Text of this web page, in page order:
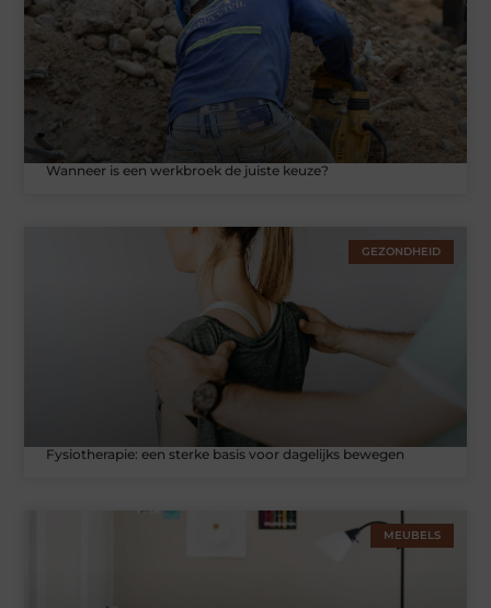
Wanneer is een werkbroek de juiste keuze?
GEZONDHEID
Fysiotherapie: een sterke basis voor dagelijks bewegen
MEUBELS